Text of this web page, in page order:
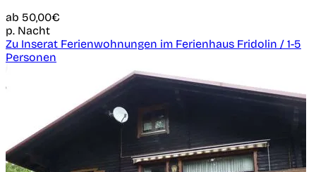
ab 50,00€
p. Nacht
Zu Inserat Ferienwohnungen im Ferienhaus Fridolin / 1-5
Personen